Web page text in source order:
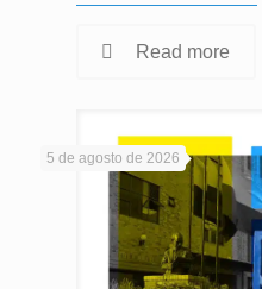
Read more
5 de agosto de 2026